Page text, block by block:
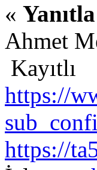
«
Ahmet
Kayıtlı
https://
https://